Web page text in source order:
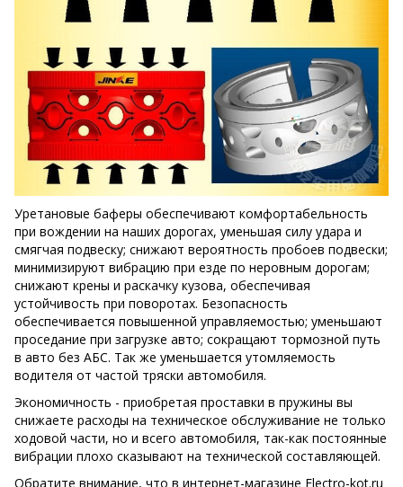
Уретановые баферы обеспечивают комфортабельность
при вождении на наших дорогах, уменьшая силу удара и
смягчая подвеску; снижают вероятность пробоев подвески;
минимизируют вибрацию при езде по неровным дорогам;
снижают крены и раскачку кузова, обеспечивая
устойчивость при поворотах. Безопасность
обеспечивается повышенной управляемостью; уменьшают
проседание при загрузке авто; сокращают тормозной путь
в авто без АБС. Так же уменьшается утомляемость
водителя от частой тряски автомобиля.
Экономичность - приобретая проставки в пружины вы
снижаете расходы на техническое обслуживание не только
ходовой части, но и всего автомобиля, так-как постоянные
вибрации плохо сказывают на технической составляющей.
Обратите внимание, что в интернет-магазине Electro-kot.ru